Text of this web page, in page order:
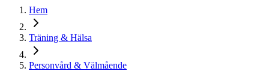
Hem
Träning & Hälsa
Personvård & Välmående